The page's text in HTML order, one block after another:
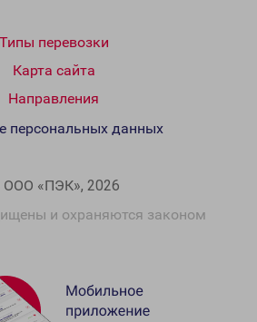
Типы перевозки
Карта сайта
Направления
«ПЭК», 2026
и охраняются законом
персональных данных